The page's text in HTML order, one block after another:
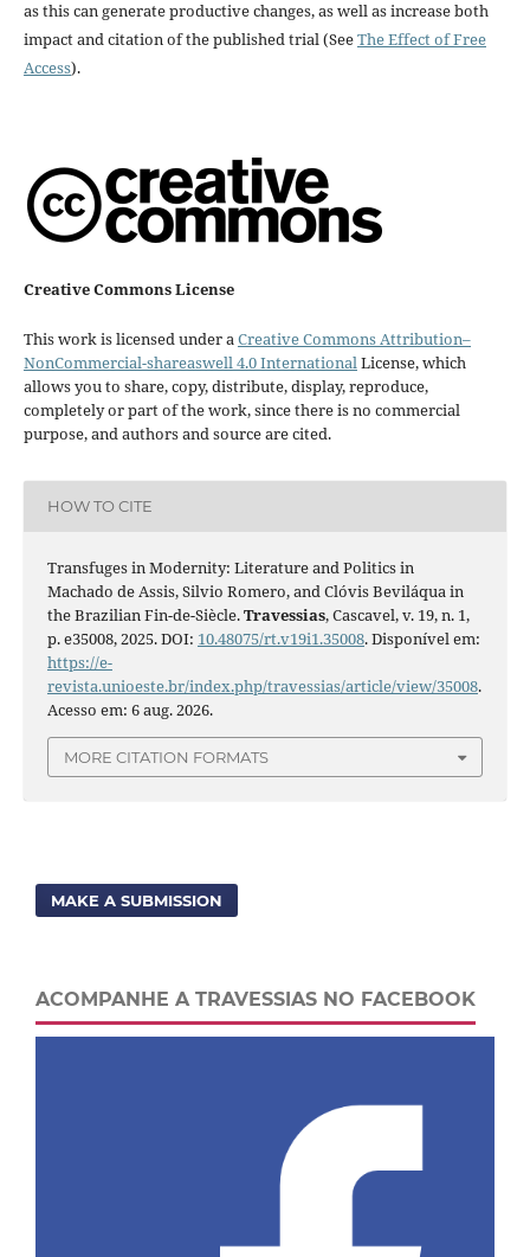
as this can generate productive changes, as well as increase both
impact and citation of the published trial (SeeThe Effect of Free
Access).
Creative Commons License
This work is licensed under aCreative Commons Attribution–
NonCommercial-shareaswell 4.0 InternationalLicense, which
allows you to share, copy, distribute, display, reproduce,
completely or part of the work, since there is no commercial
purpose, and authors and source are cited.
HOW TO CITE
Transfuges in Modernity: Literature and Politics in
Machado de Assis, Silvio Romero, and Clóvis Beviláqua in
the Brazilian Fin-de-Siècle.Travessias, Cascavel, v. 19, n. 1,
p. e35008, 2025. DOI: 10.48075/rt.v19i1.35008. Disponível em:
https://e-
revista.unioeste.br/index.php/travessias/article/view/35008.
Acesso em: 6 aug. 2026.
MORE CITATION FORMATS
MAKE A SUBMISSION
ACOMPANHE A TRAVESSIAS NO FACEBOOK